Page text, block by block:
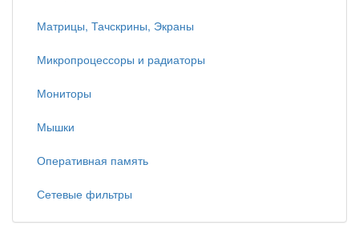
Матрицы, Тачскрины, Экраны
Микропроцессоры и радиаторы
Мониторы
Мышки
Оперативная память
Сетевые фильтры